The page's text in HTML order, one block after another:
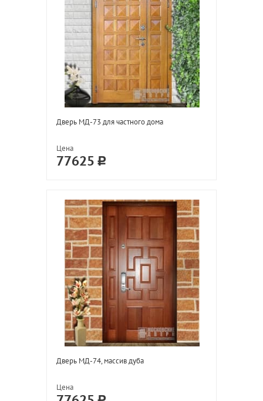
Дверь МД-73 для частного дома
Цена
77625
Дверь МД-74, массив дуба
Цена